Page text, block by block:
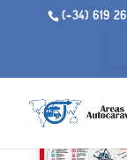
(+34) 619